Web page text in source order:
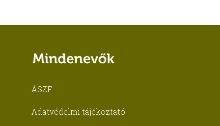
ÁSZF
Adatvédelmi tájékoztató